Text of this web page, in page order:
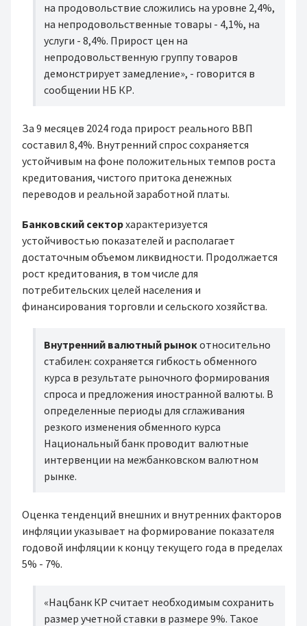
на продовольствие сложились на уровне 2,4%,
на непродовольственные товары - 4,1%, на
услуги - 8,4%. Прирост цен на
непродовольственную группу товаров
демонстрирует замедление», - говорится в
сообщении НБ КР.
За 9 месяцев 2024 года прирост реального ВВП
составил 8,4%. Внутренний спрос сохраняется
устойчивым на фоне положительных темпов роста
кредитования, чистого притока денежных
переводов и реальной заработной платы.
Банковский секторхарактеризуется
устойчивостью показателей и располагает
достаточным объемом ликвидности. Продолжается
рост кредитования, в том числе для
потребительских целей населения и
финансирования торговли и сельского хозяйства.
Внутренний валютный рынокотносительно
стабилен: сохраняется гибкость обменного
курса в результате рыночного формирования
спроса и предложения иностранной валюты. В
определенные периоды для сглаживания
резкого изменения обменного курса
Национальный банк проводит валютные
интервенции на межбанковском валютном
рынке.
Оценка тенденций внешних и внутренних факторов
инфляции указывает на формирование показателя
годовой инфляции к концу текущего года в пределах
5% - 7%.
«Нацбанк КР считает необходимым сохранить
размер учетной ставки в размере 9%. Такое